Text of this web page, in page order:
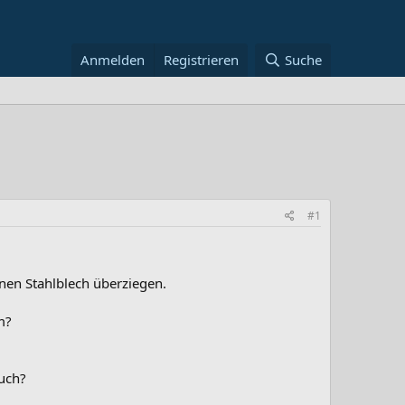
Anmelden Registrieren Suche
#1
Stahlblech überziegen.